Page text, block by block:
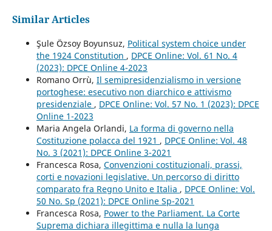
Similar Articles
Şule Özsoy Boyunsuz, Political system choice under
the 1924 Constitution , DPCE Online: Vol. 61 No. 4
(2023): DPCE Online 4-2023
Romano Orrù, Il semipresidenzialismo in versione
portoghese: esecutivo non diarchico e attivismo
presidenziale , DPCE Online: Vol. 57 No. 1 (2023): DPCE
Online 1-2023
Maria Angela Orlandi, La forma di governo nella
Costituzione polacca del 1921 , DPCE Online: Vol. 48
No. 3 (2021): DPCE Online 3-2021
Francesca Rosa, Convenzioni costituzionali, prassi,
corti e novazioni legislative. Un percorso di diritto
comparato fra Regno Unito e Italia , DPCE Online: Vol.
50 No. Sp (2021): DPCE Online Sp-2021
Francesca Rosa, Power to the Parliament. La Corte
Suprema dichiara illegittima e nulla la lunga